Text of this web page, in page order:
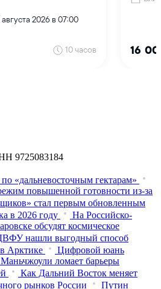
9725083184
«дальневосточным гектарам»
повышенной готовности из‑за
стал первым обновленным
в 2026 году
На Российско-
обсудят космическое
нашли выгодный способ
Арктике
Цифровой юань
ломает барьеры
Как Дальний Восток меняет
рынков России
Путин